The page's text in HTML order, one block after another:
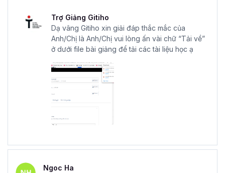
Trợ Giảng Gitiho
Dạ vâng Gitiho xin giải đáp thắc mắc của
Anh/Chị là Anh/Chị vui lòng ấn vài chữ “Tải về”
ở dưới file bài giảng để tải các tài liệu học ạ
Ngoc Ha